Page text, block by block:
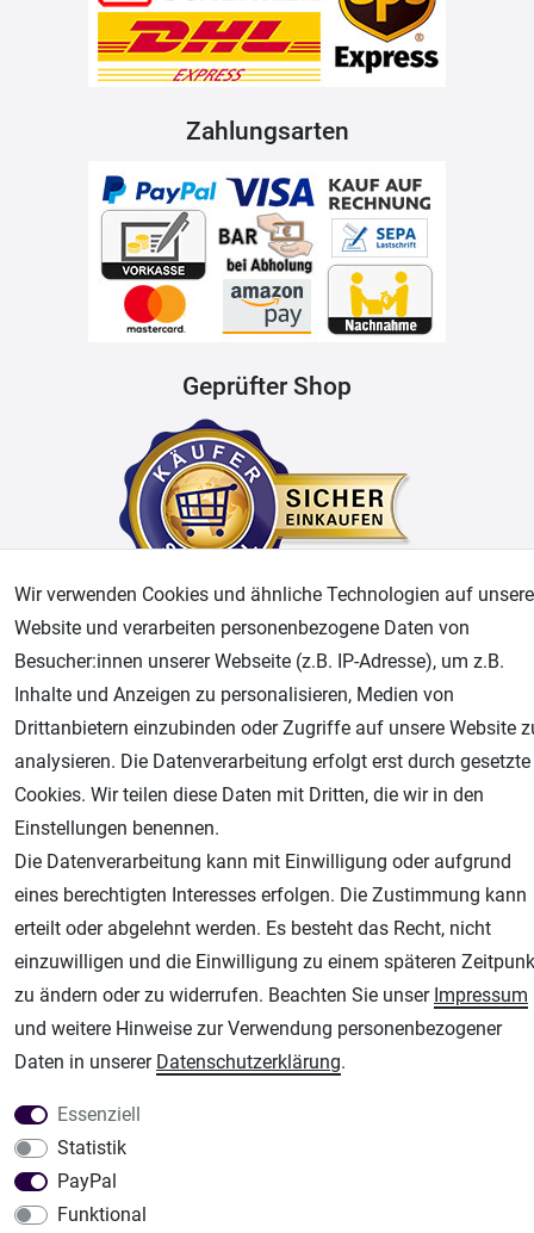
Zahlungsarten
Geprüfter Shop
AGB Widerrufsrecht Datenschutz Impressum
Unsere weiteren Shops:
Airbrush-City
Fachhandel für: Airbrushpistolen, Kompressoren, Airbrushfarben
Modellbau-City
Modellbau Shop
Plotter-City
Schneideplotter, Transferpressen, Siebdruck und Plotterfolien
Im Shop Kaufen
Küchen Zubehör - Haus/Garten - Tierbedarf
Wir verwenden Cookies und ähnliche Technologien auf
Website und verarbeiten personenbezogene Daten von
Besucher:innen unserer Webseite (z.B. IP-Adresse), um z.B.
Inhalte und Anzeigen zu personalisieren, Medien von
Drittanbietern einzubinden oder Zugriffe auf unsere Website
analysieren. Die Datenverarbeitung erfolgt erst durch gesetzte
Cookies. Wir teilen diese Daten mit Dritten, die wir in den
Einstellungen benennen.
Die Datenverarbeitung kann mit Einwilligung oder aufgrund
eines berechtigten Interesses erfolgen. Die Zustimmung kann
erteilt oder abgelehnt werden. Es besteht das Recht, nicht
einzuwilligen und die Einwilligung zu einem späteren
zu ändern oder zu widerrufen. Beachten Sie unser Impressum
und weitere Hinweise zur Verwendung personenbezogener
Daten in unserer Daten­schutz­erklärung.
Essenziell
Statistik
PayPal
Funktional